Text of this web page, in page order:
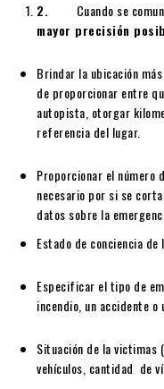
2. Cuando se
mayor precisión
Brindar la ubicación
de proporcionar entre
autopista, otorgar
referencia del lugar.
Proporcionar el número
necesario por si se
datos sobre la
Estado de conciencia
Especificar el tipo de
incendio, un accidente o
Situación de la victimas
vehículos, cantidad de